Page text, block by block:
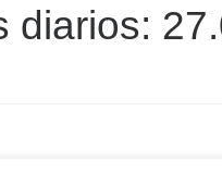
diarios: